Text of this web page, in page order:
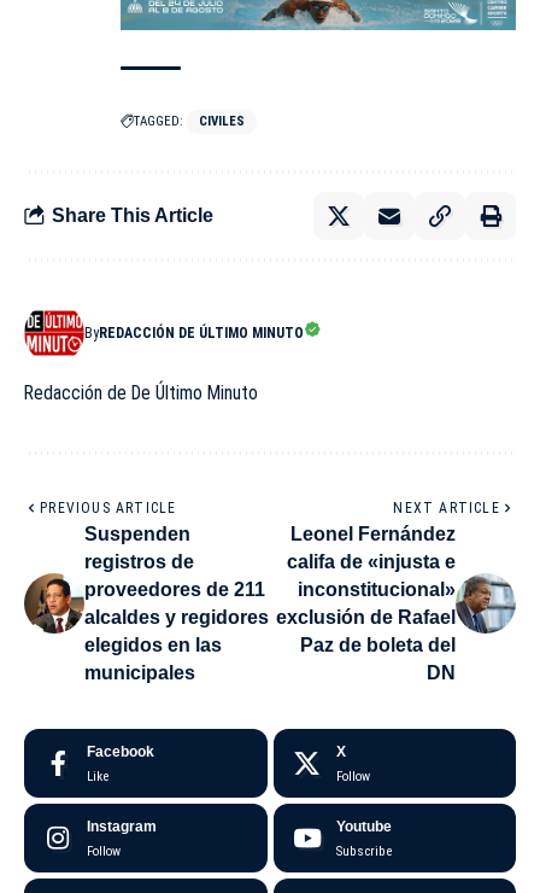
TAGGED: CIVILES
Share This Article
ByREDACCIÓN DE ÚLTIMO MINUTO
Redacción de De Último Minuto
PREVIOUS ARTICLE
Suspenden
registros de
proveedores de 211
alcaldes y regidores
elegidos en las
municipales
NEXT ARTICLE
Leonel Fernández
califa de «injusta e
inconstitucional»
exclusión de Rafael
Paz de boleta del
DN
Facebook
Like
X
Follow
Instagram
Follow
Youtube
Subscribe